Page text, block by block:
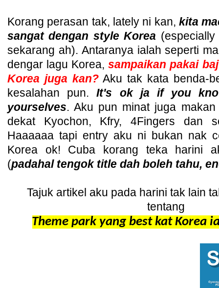
Korang perasan tak, lately ni kan, kita
sangat dengan style Korea
sekarang ah). Antaranya ialah seperti
dengar lagu Korea,sampaikan pakai
Korea juga kan?Aku tak kata benda-
kesalahan pun.It's ok ja if you
yourselves. Aku pun minat juga
dekat Kyochon, Kfry, 4Fingers dan
Haaaaaa tapi entry aku ni bukan nak
Korea ok! Cuba korang teka harini
(padahal tengok title dah boleh tahu,
Tajuk artikel aku pada harini tak lain
tentang
Theme park yang best kat Korea